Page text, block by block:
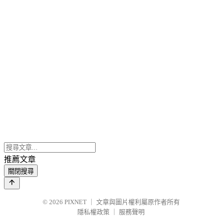
推薦文章
關閉搜尋
© 2026 PIXNET
文章與圖片權利屬原作者所有
隱私權政策
服務聲明